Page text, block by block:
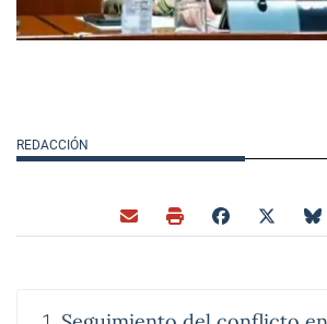
REDACCIÓN